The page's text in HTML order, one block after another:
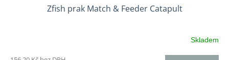
Zfish prak Match & Feeder Catapult
Skladem